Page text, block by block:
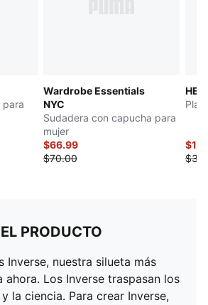
para
Wardrobe Essentials
NYC
Sudadera con capucha para
mujer
$66.99
$70.00
HER
PRODUCTO
Inverse, nuestra silueta más
ahora. Los Inverse traspasan los
la ciencia. Para crear Inverse,